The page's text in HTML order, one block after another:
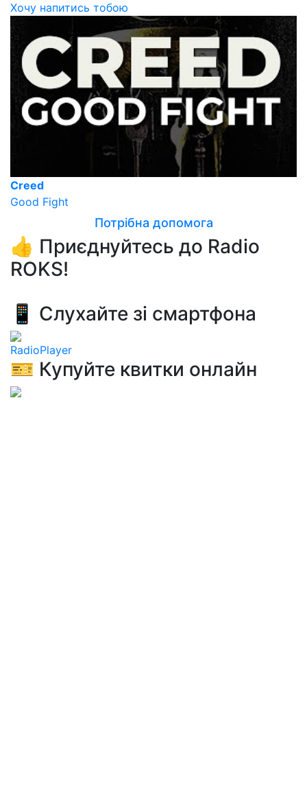
Хочу напитись тобою
Creed
Good Fight
Потрібна допомога
👍 Приєднуйтесь до Radio
ROKS!
📱 Слухайте зі смартфона
RadioPlayer
🎫 Купуйте квитки онлайн